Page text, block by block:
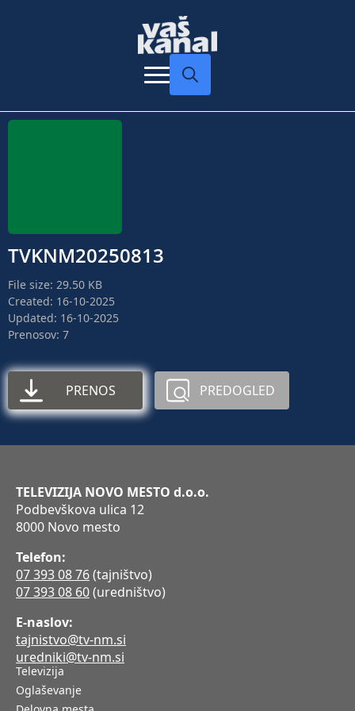
TVKNM20250813
File size: 29.50 KB
Created: 16-10-2025
Updated: 16-10-2025
Prenosov: 7
PRENOS PREDOGLED
TELEVIZIJA NOVO MESTO d.o.o.
Podbevškova ulica 12
8000 Novo mesto
Telefon:
07 393 08 76(tajništvo)
07 393 08 60(uredništvo)
E-naslov:
tajnistvo@tv-nm.si
uredniki@tv-nm.si
Televizija
Oglaševanje